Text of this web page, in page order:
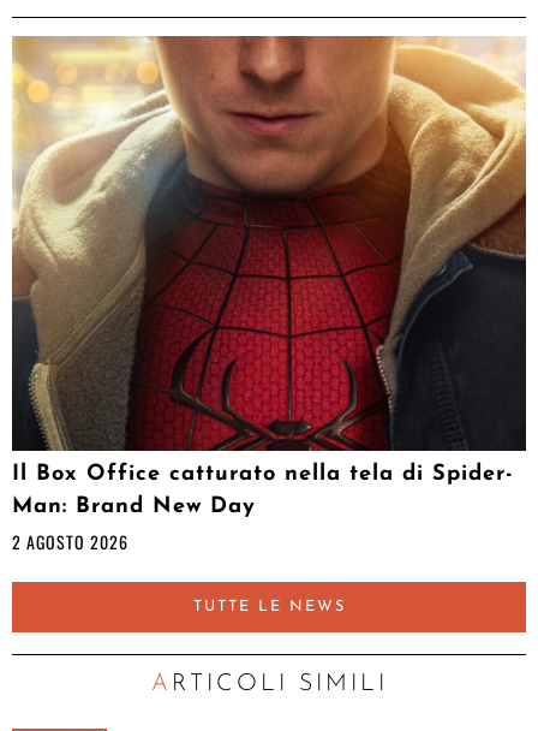
Il Box Office catturato nella tela di Spider-
Man: Brand New Day
2 AGOSTO 2026
TUTTE LE NEWS
ARTICOLI SIMILI